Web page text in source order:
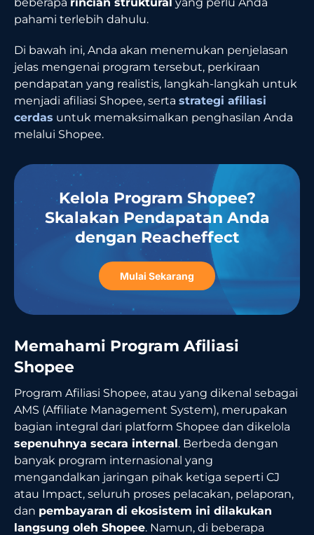
pahami terlebih dahulu.
Di bawah ini, Anda akan menemukan penjelasan
jelas mengenai program tersebut, perkiraan
pendapatan yang realistis, langkah-langkah untuk
menjadi afiliasi Shopee, serta strategi afiliasi
cerdas untuk memaksimalkan penghasilan Anda
melalui Shopee.
Kelola Program Shopee?
Skalakan Pendapatan Anda
dengan Reacheffect
Mulai Sekarang
Memahami Program Afiliasi
Shopee
Program Afiliasi Shopee, atau yang dikenal sebagai
AMS (Affiliate Management System), merupakan
bagian integral dari platform Shopee dan dikelola
sepenuhnya secara internal. Berbeda dengan
banyak program internasional yang
mengandalkan jaringan pihak ketiga seperti CJ
atau Impact, seluruh proses pelacakan, pelaporan,
dan pembayaran di ekosistem ini dilakukan
langsung oleh Shopee. Namun, di beberapa